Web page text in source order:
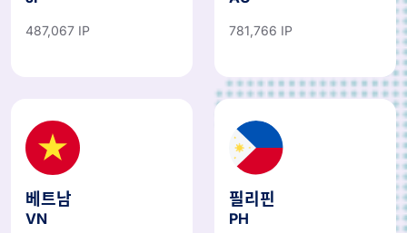
487,067 IP 781,766 IP
베트남
VN
필리핀
PH